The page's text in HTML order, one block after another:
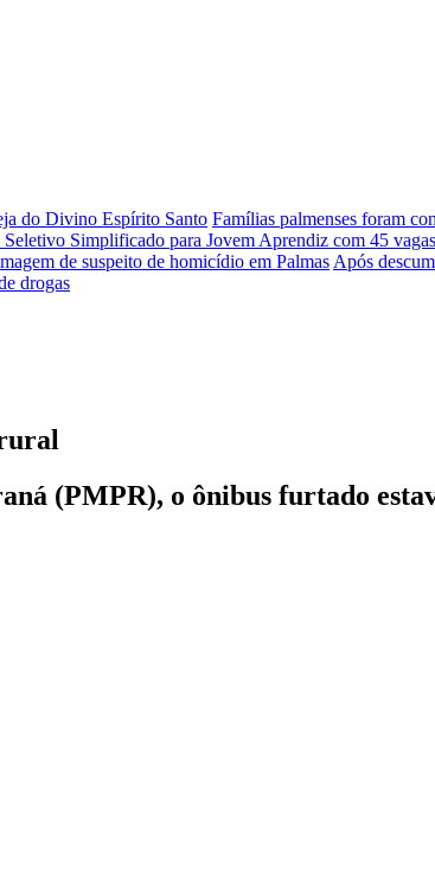
do Divino Espírito Santo Famílias palmenses foram
Seletivo Simplificado para Jovem Aprendiz com 45
de suspeito de homicídio em Palmas Após
drogas
(PMPR), o ônibus furtado